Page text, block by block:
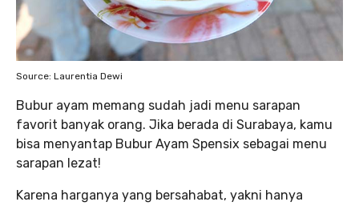
Source: Laurentia Dewi
Bubur ayam memang sudah jadi menu sarapan
favorit banyak orang. Jika berada di Surabaya, kamu
bisa menyantap Bubur Ayam Spensix sebagai menu
sarapan lezat!
Karena harganya yang bersahabat, yakni hanya